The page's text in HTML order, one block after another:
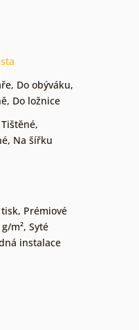
, Do obýváku,
, Do ložnice
Tištěné,
, Na šířku
, Prémiové
m², Syté
instalace